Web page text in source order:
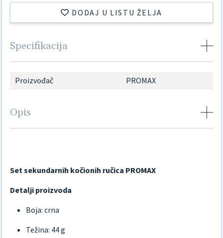
DODAJ U LISTU ŽELJA
Specifikacija
Proizvođač PROMAX
Opis
Set sekundarnih kočionih ručica PROMAX
Detalji proizvoda
Boja: crna
Težina: 44 g